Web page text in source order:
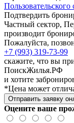
Пользовательского
Подтвердить
Частный сектор,
производит
Пожалуйста,
+7 (993) 319-73-99
скажите, что вы
ПоискЖилья.РФ
и хотите
*Цена может
Отправить заявку
Оцените ваше